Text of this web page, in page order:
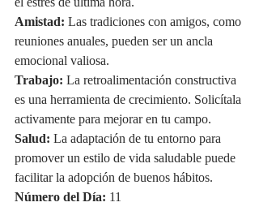
Amistad: Las tradiciones con amigos, como
reuniones anuales, pueden ser un ancla
emocional valiosa.
Trabajo: La retroalimentación constructiva
es una herramienta de crecimiento. Solicítala
activamente para mejorar en tu campo.
Salud: La adaptación de tu entorno para
promover un estilo de vida saludable puede
facilitar la adopción de buenos hábitos.
Número del Día: 11